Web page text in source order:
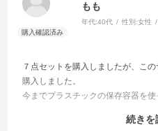
もも
年代:40代 性別:女性
７点セットを購入しましたが、こ
購入しました。
今までプラスチックの保存容器を
450mlサイズはちょうど良く残り
続きを